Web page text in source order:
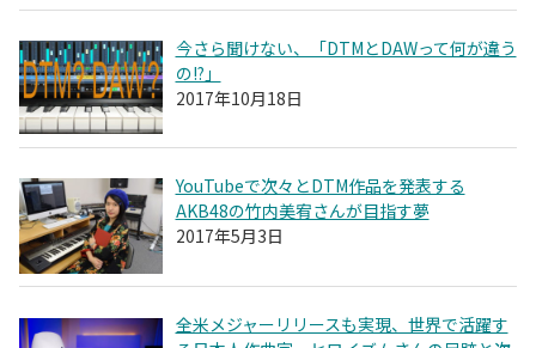
今さら聞けない、「DTMとDAWって何が違う
の!?」
2017年10月18日
YouTubeで次々とDTM作品を発表する
AKB48の竹内美宥さんが目指す夢
2017年5月3日
全米メジャーリリースも実現、世界で活躍す